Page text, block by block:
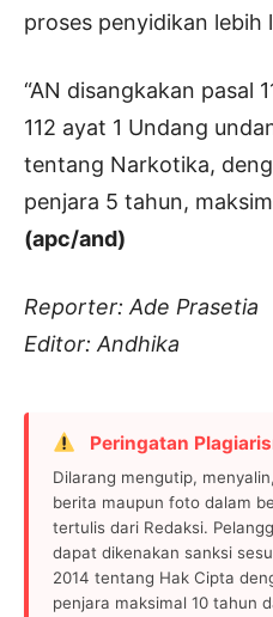
proses penyidikan lebih
“AN disangkakan pasal
112 ayat 1 Undang
tentang Narkotika,
penjara 5 tahun,
(apc/and)
Reporter: Ade Prasetia
Editor: Andhika
Peringatan
Dilarang mengutip,
berita maupun foto dalam
tertulis dari Redaksi.
dapat dikenakan sanksi
2014 tentang Hak Cipta
penjara maksimal 10 tahun